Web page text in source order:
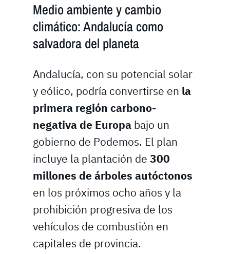
Medio ambiente y cambio
climático: Andalucía como
salvadora del planeta
Andalucía, con su potencial solar
y eólico, podría convertirse en la
primera región carbono-
negativa de Europa bajo un
gobierno de Podemos. El plan
incluye la plantación de 300
millones de árboles autóctonos
en los próximos ocho años y la
prohibición progresiva de los
vehículos de combustión en
capitales de provincia.